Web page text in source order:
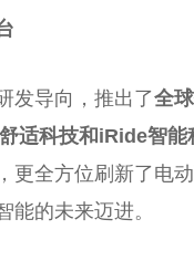
发导向，推出了全
适科技和iRide智能
全方位刷新了电
的未来迈进。